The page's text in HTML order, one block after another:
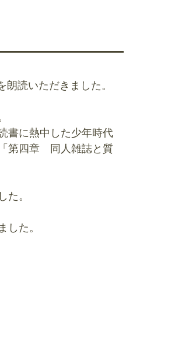
読いただきました。
書に熱中した少年時代
第四章 同人雑誌と質
た。
した。